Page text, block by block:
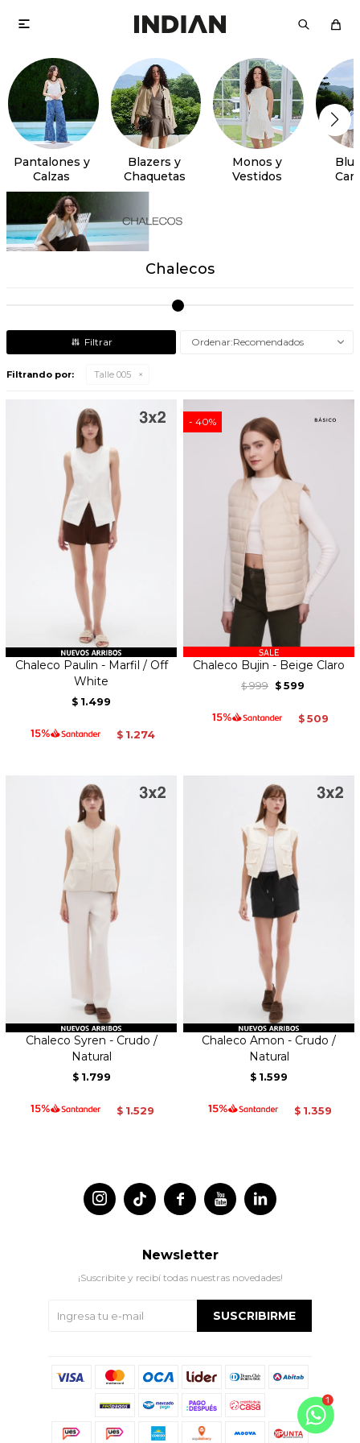

Pantalones y
Calzas
Blazers y
Chaquetas
Monos y
Vestidos
Chalecos
Recomendados
Filtrando por: Talle 005
Chaleco Paulin - Marfil / Off
White
$ 1.499
$ 1.274
40
Chaleco Bujin - Beige Claro
$ 999 $ 599
$ 509
Chaleco Syren - Crudo /
Natural
$ 1.799
$ 1.529
Chaleco Amon - Crudo /
Natural
$ 1.599
$ 1.359
 
 
Newsletter
¡Suscribite y recibí todas nuestras novedades!
SUSCRIBIRME